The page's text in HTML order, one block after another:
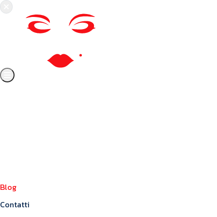
Blog
Contatti